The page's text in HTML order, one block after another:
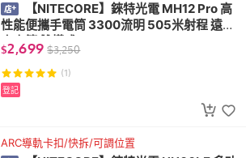
【NITECORE】錸特光電 MH12 Pro 高
性能便攜手電筒 3300流明 505米射程 遠射
小直筒 雙模式 USB-C
$2,699 $3,250
(1)
登記
ARC導軌卡扣/快拆/可調位置